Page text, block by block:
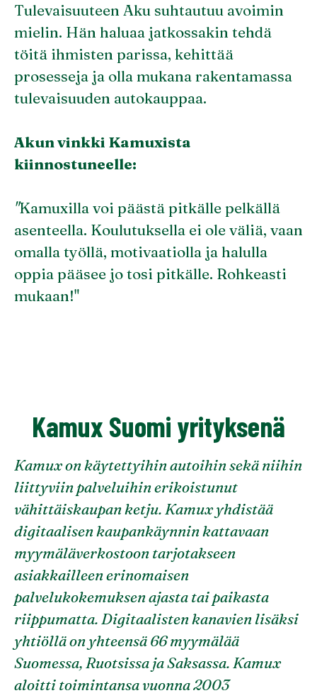
Tulevaisuuteen Aku suhtautuu avoimin
mielin. Hän haluaa jatkossakin tehdä
töitä ihmisten parissa, kehittää
prosesseja ja olla mukana rakentamassa
tulevaisuuden autokauppaa.
Akun vinkki Kamuxista
kiinnostuneelle:
"Kamuxilla voi päästä pitkälle pelkällä
asenteella. Koulutuksella ei ole väliä, vaan
omalla työllä, motivaatiolla ja halulla
oppia pääsee jo tosi pitkälle. Rohkeasti
mukaan!"
Kamux Suomi yrityksenä
Kamux on käytettyihin autoihin sekä niihin
liittyviin palveluihin erikoistunut
vähittäiskaupan ketju. Kamux yhdistää
digitaalisen kaupankäynnin kattavaan
myymäläverkostoon tarjotakseen
asiakkailleen erinomaisen
palvelukokemuksen ajasta tai paikasta
riippumatta. Digitaalisten kanavien lisäksi
yhtiöllä on yhteensä 66 myymälää
Suomessa, Ruotsissa ja Saksassa. Kamux
aloitti toimintansa vuonna 2003